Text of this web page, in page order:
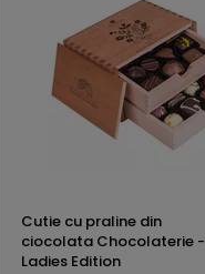
Cutie cu praline din
ciocolata Chocolaterie -
Ladies Edition